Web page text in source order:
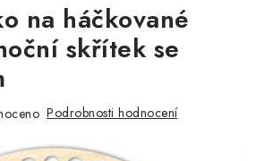
na háčkované
skřítek se
Podrobnosti hodnocení